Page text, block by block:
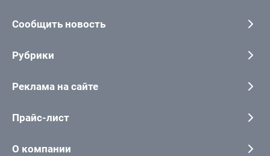
Сообщить новость
Рубрики
Реклама на сайте
Прайс-лист
О компании